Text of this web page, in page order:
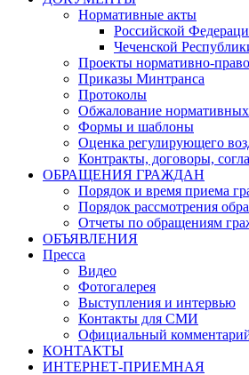
Нормативные акты
Российской
Чеченской
Проекты нормативно-
Приказы Минтранса
Протоколы
Обжалование нормативных
Формы и шаблоны
Оценка регулирующего
Контракты, договоры,
ОБРАЩЕНИЯ ГРАЖДАН
Порядок и время приема
Порядок рассмотрения
Отчеты по обращениям
ОБЪЯВЛЕНИЯ
Пресса
Видео
Фотогалерея
Выступления и интервью
Контакты для СМИ
Официальный
КОНТАКТЫ
ИНТЕРНЕТ-ПРИЕМНАЯ